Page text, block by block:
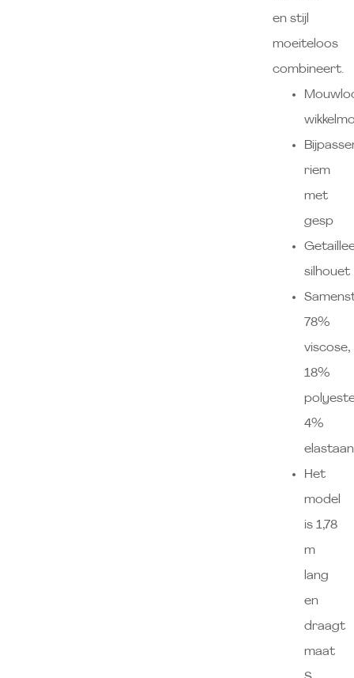
en stijl
moeiteloos
combineert.
riem
met
gesp
silhouet
78%
viscose,
18%
4%
elastaan
Het
model
is 1,78
m
lang
en
draagt
maat